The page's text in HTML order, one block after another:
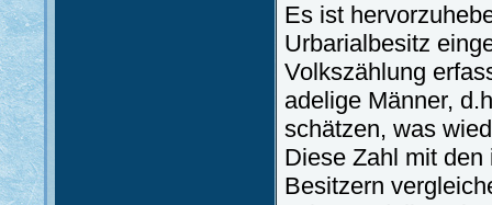
Es ist
Urbarialbesitz
Volkszählung
adelige Männer,
schätzen, was
Diese Zahl mit
Besitzern